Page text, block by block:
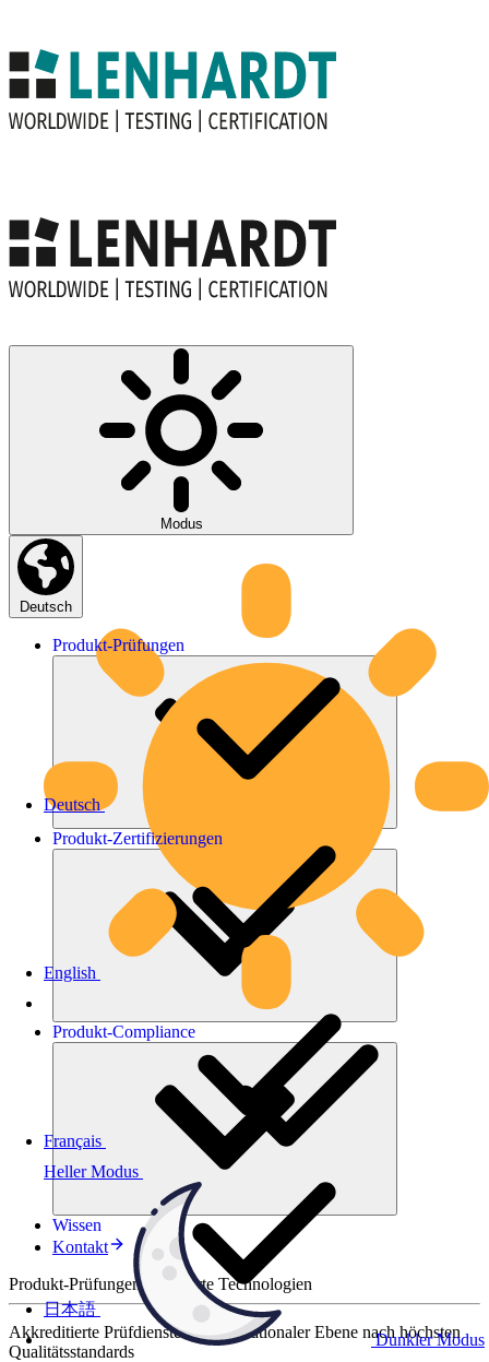
Modus
Heller Modus
Dunkler Modus
Deutsch
Deutsch
English
Français
日本語
Produkt-Prüfungen
Produkt-Zertifizierungen
Produkt-Compliance
Wissen
Kontakt
Produkt-Prüfungen für smarte Technologien
Akkreditierte Prüfdienste auf internationaler Ebene nach höchsten
Qualitätsstandards